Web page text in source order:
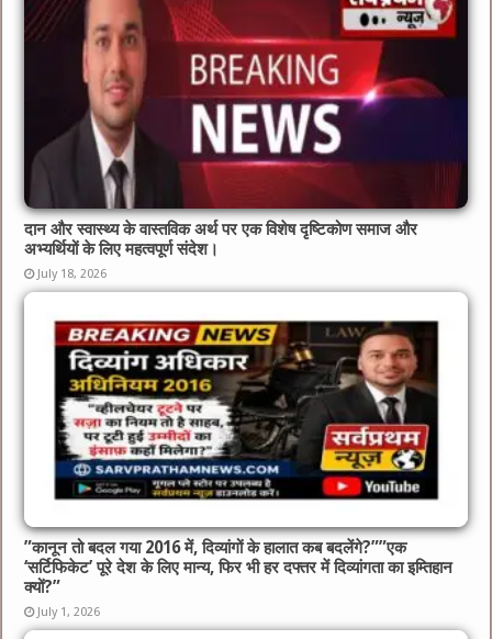
दान और स्वास्थ्य के वास्तविक अर्थ पर एक विशेष दृष्टिकोण समाज और
अभ्यर्थियों के लिए महत्वपूर्ण संदेश।
July 18, 2026
​”कानून तो बदल गया 2016 में, दिव्यांगों के हालात कब बदलेंगे?”​”एक
‘सर्टिफिकेट’ पूरे देश के लिए मान्य, फिर भी हर दफ्तर में दिव्यांगता का इम्तिहान
क्यों?”
July 1, 2026